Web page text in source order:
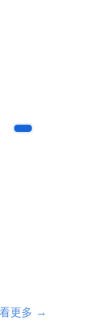
更多 →